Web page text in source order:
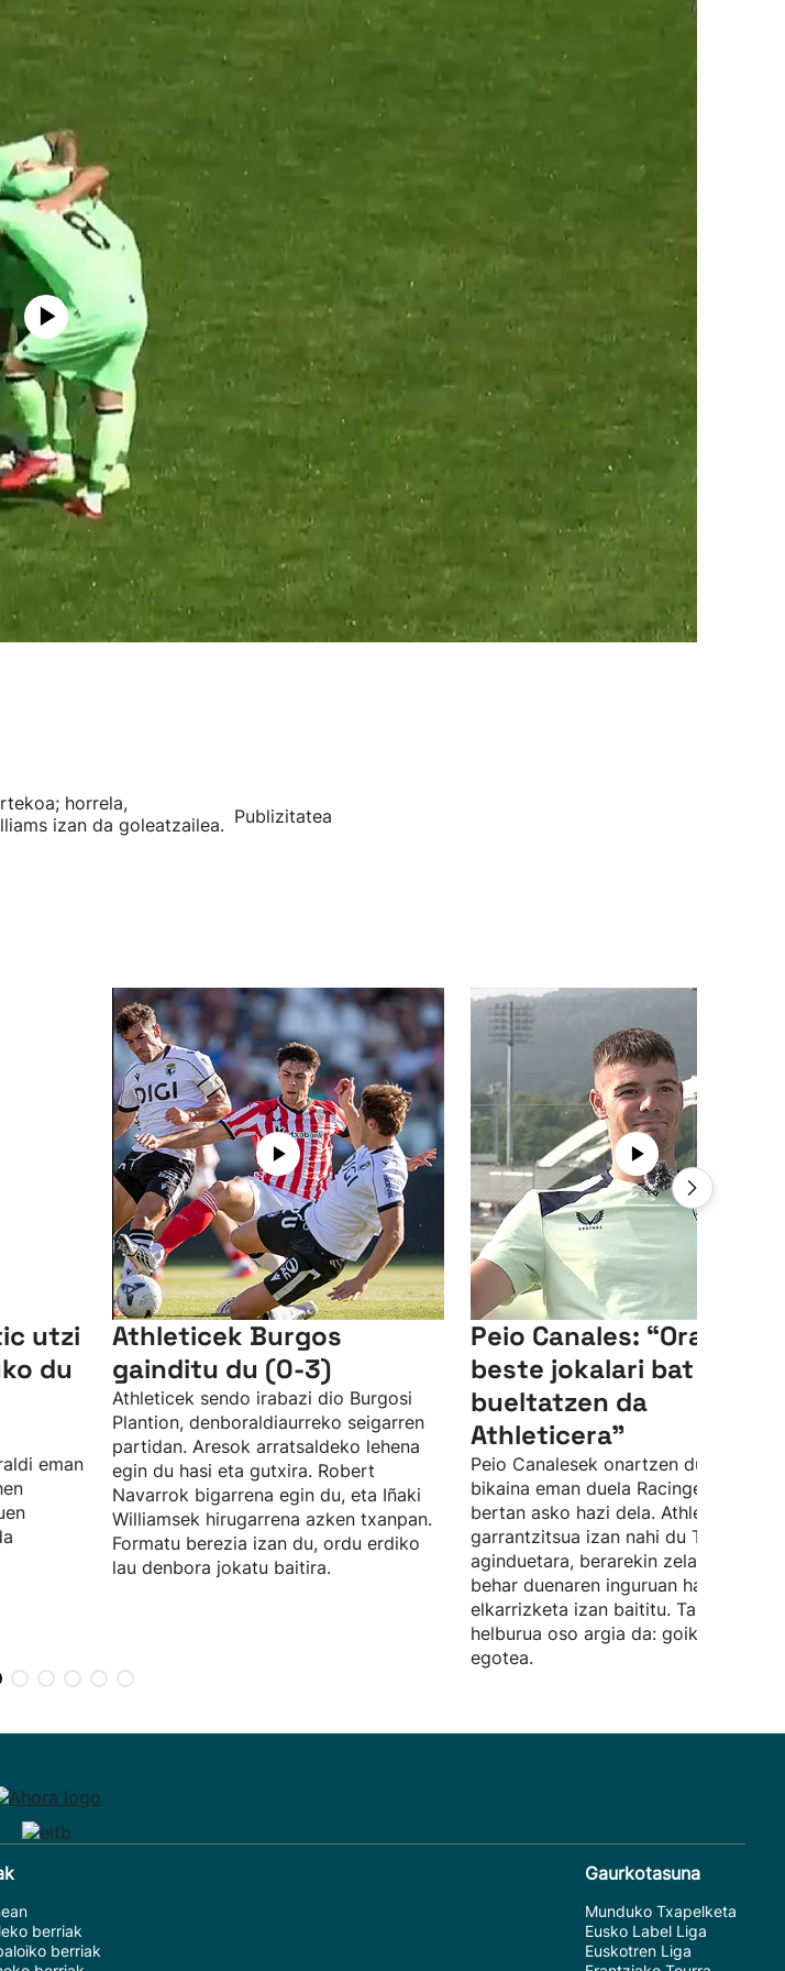
horrela,
izan da goleatzailea. Publizitatea
utzi
du
eman
Athleticek Burgos
gainditu du (0-3)
Athleticek sendo irabazi dio Burgosi
Plantion, denboraldiaurreko seigarren
partidan. Aresok arratsaldeko lehena
egin du hasi eta gutxira. Robert
Navarrok bigarrena egin du, eta Iñaki
Williamsek hirugarrena azken txanpan.
Formatu berezia izan du, ordu erdiko
lau denbora jokatu baitira.
Peio Canales: “Orain
beste jokalari bat
bueltatzen da
Athleticera”
Peio Canalesek onartzen du urte
bikaina eman duela Racingen utzita,
bertan asko hazi dela. Athleticen
garrantzitsua izan nahi du Terzicen
aginduetara, berarekin zelaian egin
behar duenaren inguruan hainbat
elkarrizketa izan baititu. Taldearen
helburua oso argia da: goiko
egotea.
berriak
berriak
Gaurkotasuna
Munduko Txapelketa
Eusko Label Liga
Euskotren Liga